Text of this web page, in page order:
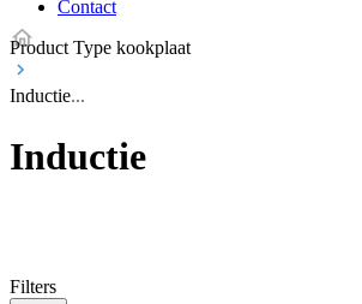
Contact
Product Type kookplaat
Inductie
Inductie
Filters